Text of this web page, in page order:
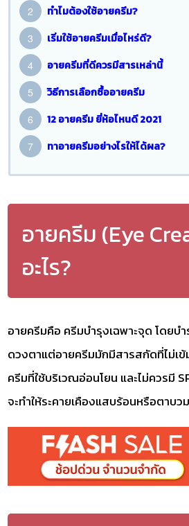
ทำไมต้องใช้อายครีม?
เริ่มใช้อายครีมเมื่อไหร่ดี?
อายครีมที่ดีควรมีสารเหล่านี้
วิธีการเลือกซื้ออายครีม
12 อายครีม ยี่ห้อไหนดี 2021
ทาอายครีมอย่างไรให้ได้ผล?
อายครีม (Eye
อะไร?
อายครีมคือ ครีมบำรุงเฉพาะจุด โดยบ
ดวงตาแต่อายครีมมักมีสารสกัดที่ไม่เข้
ครีมที่ใช้บริเวณอ่อนโยน และไม่ควรมี
จะทำให้ระคายเคืองแสบร้อนหรือตาบว